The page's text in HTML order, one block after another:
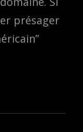
présager